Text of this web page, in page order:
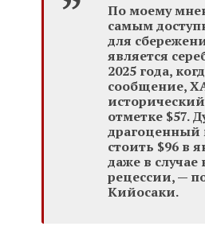
По моему
самым
для
является
2025 года,
сообщение,
отметке $57.
драгоценный
стоить $96 в
даже в
рецессии, —
Кийосаки.